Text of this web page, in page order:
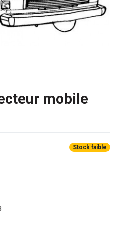
mobile
Stock faible